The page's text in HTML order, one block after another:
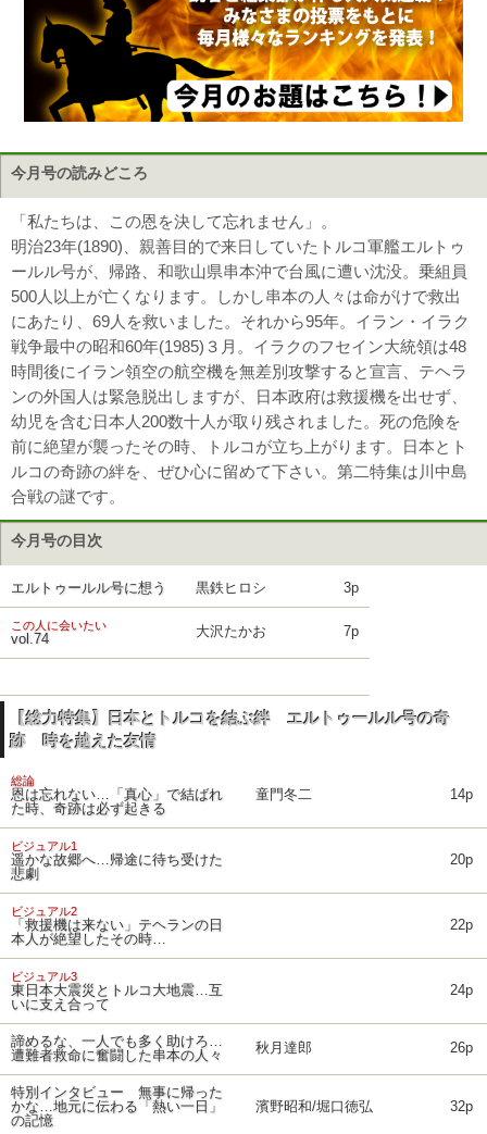
今月号の読みどころ
「私たちは、この恩を決して忘れません」。
明治23年(1890)、親善目的で来日していたトルコ軍艦エルトゥ
ールル号が、帰路、和歌山県串本沖で台風に遭い沈没。乗組員
500人以上が亡くなります。しかし串本の人々は命がけで救出
にあたり、69人を救いました。それから95年。イラン・イラク
戦争最中の昭和60年(1985)３月。イラクのフセイン大統領は48
時間後にイラン領空の航空機を無差別攻撃すると宣言、テヘラ
ンの外国人は緊急脱出しますが、日本政府は救援機を出せず、
幼児を含む日本人200数十人が取り残されました。死の危険を
前に絶望が襲ったその時、トルコが立ち上がります。日本とト
ルコの奇跡の絆を、ぜひ心に留めて下さい。第二特集は川中島
合戦の謎です。
今月号の目次
エルトゥールル号に想う 黒鉄ヒロシ 3p
この人に会いたい
vol.74 大沢たかお 7p
【総力特集】日本とトルコを結ぶ絆 エルトゥールル号の奇
跡 時を越えた友情
総論
恩は忘れない…「真心」で結ばれ
た時、奇跡は必ず起きる
童門冬二 14p
ビジュアル1
遥かな故郷へ…帰途に待ち受けた
悲劇
20p
ビジュアル2
「救援機は来ない」テヘランの日
本人が絶望したその時…
22p
ビジュアル3
東日本大震災とトルコ大地震…互
いに支え合って
24p
諦めるな、一人でも多く助けろ…
遭難者救命に奮闘した串本の人々
秋月達郎 26p
特別インタビュー 無事に帰った
かな…地元に伝わる「熱い一日」
の記憶
濱野昭和/堀口徳弘 32p